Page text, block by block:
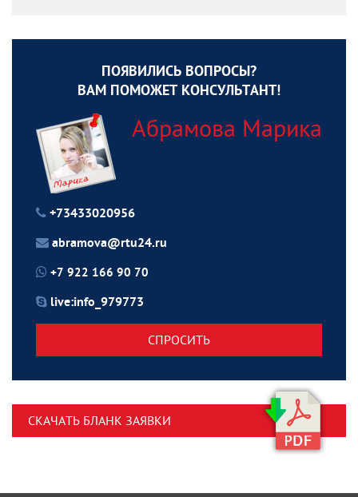
ПОЯВИЛИСЬ ВОПРОСЫ?
ВАМ ПОМОЖЕТ КОНСУЛЬТАНТ!
Абрамова Марика
+73433020956
abramova@rtu24.ru
+7 922 166 90 70
live:info_979773
СПРОСИТЬ
СКАЧАТЬ БЛАНК ЗАЯВКИ